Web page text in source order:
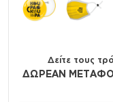
Δείτε τους
ΔΩΡΕΑΝ